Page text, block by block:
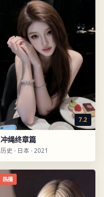
7.2
冲绳终章篇
历史 · 日本 · 2021
热播